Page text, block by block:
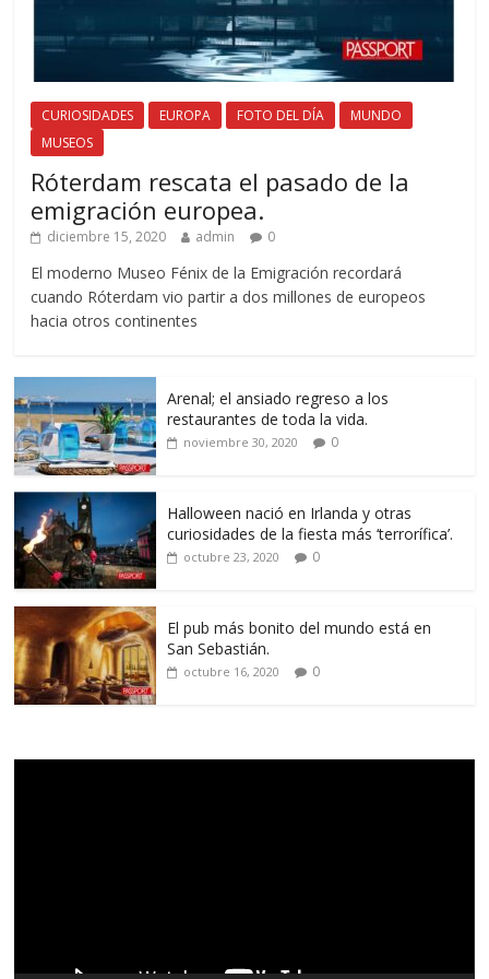
CURIOSIDADES EUROPA FOTO DEL DÍA
MUNDO
MUSEOS
Róterdam rescata el pasado de la
emigración europea.
diciembre 15, 2020 admin 0
El moderno Museo Fénix de la Emigración recordará
cuando Róterdam vio partir a dos millones de europeos
hacia otros continentes
Arenal; el ansiado regreso a los
restaurantes de toda la vida.
noviembre 30, 2020 0
Halloween nació en Irlanda y otras
curiosidades de la fiesta más ‘terrorífica’.
octubre 23, 2020 0
El pub más bonito del mundo está en
San Sebastián.
octubre 16, 2020 0